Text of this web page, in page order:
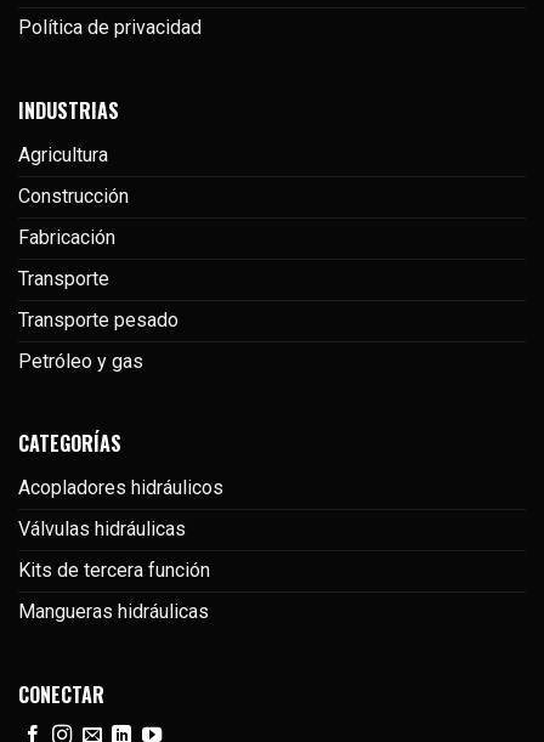
Política de privacidad
INDUSTRIAS
Agricultura
Construcción
Fabricación
Transporte
Transporte pesado
Petróleo y gas
CATEGORÍAS
Acopladores hidráulicos
Válvulas hidráulicas
Kits de tercera función
Mangueras hidráulicas
CONECTAR